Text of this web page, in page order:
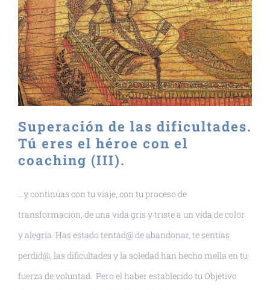
Superación de las dificultades.
Tú eres el héroe con el
coaching (III).
…y continúas con tu viaje, con tu proceso de
transformación, de una vida gris y triste a un vida de color
y alegría. Has estado tentad@ de abandonar, te sentías
perdid@, las dificultades y la soledad han hecho mella en tu
fuerza de voluntad. Pero el haber establecido tu Objetivo